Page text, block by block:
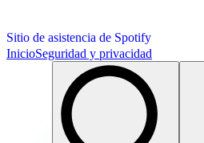
Sitio de asistencia de Spotify
InicioSeguridad y privacidad